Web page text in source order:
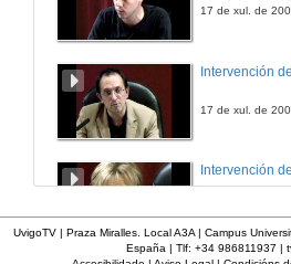
17 de xul. de
Intervención
17 de xul. de
Intervención
UvigoTV | Praza Miralles. Local A3A | Campus
España | Tlf: +34 986811937 |